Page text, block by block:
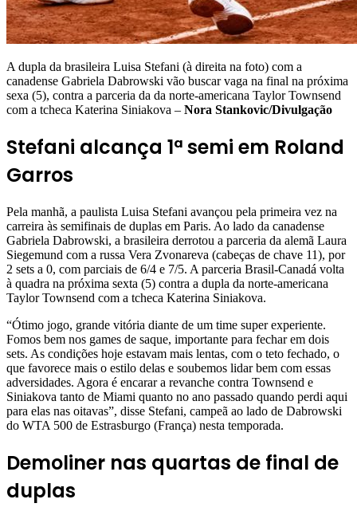
A dupla da brasileira Luisa Stefani (à direita na foto) com a
canadense Gabriela Dabrowski vão buscar vaga na final na próxima
sexa (5), contra a parceria da da norte-americana Taylor Townsend
com a tcheca Katerina Siniakova – Nora Stankovic/Divulgação
Stefani alcança 1ª semi em Roland
Garros
Pela manhã, a paulista Luisa Stefani avançou pela primeira vez na
carreira às semifinais de duplas em Paris. Ao lado da canadense
Gabriela Dabrowski, a brasileira derrotou a parceria da alemã Laura
Siegemund com a russa Vera Zvonareva (cabeças de chave 11), por
2 sets a 0, com parciais de 6/4 e 7/5. A parceria Brasil-Canadá volta
à quadra na próxima sexta (5) contra a dupla da norte-americana
Taylor Townsend com a tcheca Katerina Siniakova.
“Ótimo jogo, grande vitória diante de um time super experiente.
Fomos bem nos games de saque, importante para fechar em dois
sets. As condições hoje estavam mais lentas, com o teto fechado, o
que favorece mais o estilo delas e soubemos lidar bem com essas
adversidades. Agora é encarar a revanche contra Townsend e
Siniakova tanto de Miami quanto no ano passado quando perdi aqui
para elas nas oitavas”, disse Stefani, campeã ao lado de Dabrowski
do WTA 500 de Estrasburgo (França) nesta temporada.
Demoliner nas quartas de final de
duplas